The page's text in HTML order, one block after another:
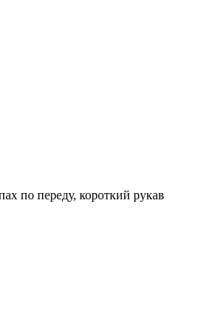
по переду, короткий рукав